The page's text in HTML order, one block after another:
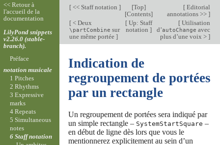
[<< Staff notation ] [Top]
[Contents]
[Editorial
annotations >> ]
[< Deux
\partCombine sur
une même portée ]
[Up: Staff
notation ]
[Utilisation
d’autoChange avec
plus d’une voix > ]
Indication de
regroupement de portées
par un rectangle
Un regroupement de portées sera indiqué par
un simple rectangle – SystemStartSquare –
en début de ligne dès lors que vous le
mentionnerez explicitement au sein d’un
<< Retour à
l'accueil de la
documentation
LilyPond snippets
v2.26.0 (stable-
branch).
Préface
notation musicale
1 Pitches
2 Rhythms
3 Expressive
marks
4 Repeats
5 Simultaneous
notes
6 Staff notation